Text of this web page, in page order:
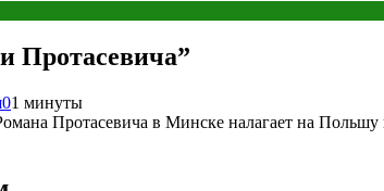
Протасевича”
01 минуты
Протасевича в Минске налагает на